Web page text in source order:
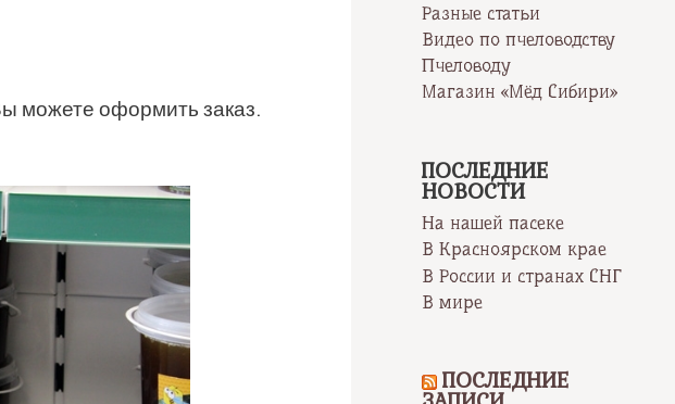
можете оформить заказ.
Разные статьи
Видео по пчеловодству
Пчеловоду
Магазин «Мёд Сибири»
ПОСЛЕДНИЕ
НОВОСТИ
На нашей пасеке
В Красноярском крае
В России и странах СНГ
В мире
ПОСЛЕДНИЕ